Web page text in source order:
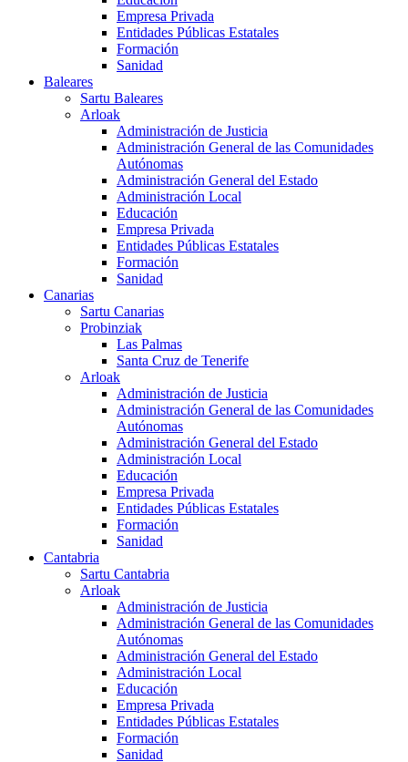
Empresa Privada
Entidades Públicas Estatales
Formación
Sanidad
Baleares
Sartu Baleares
Arloak
Administración de Justicia
Administración General de las Comunidades
Autónomas
Administración General del Estado
Administración Local
Educación
Empresa Privada
Entidades Públicas Estatales
Formación
Sanidad
Canarias
Sartu Canarias
Probinziak
Las Palmas
Santa Cruz de Tenerife
Arloak
Administración de Justicia
Administración General de las Comunidades
Autónomas
Administración General del Estado
Administración Local
Educación
Empresa Privada
Entidades Públicas Estatales
Formación
Sanidad
Cantabria
Sartu Cantabria
Arloak
Administración de Justicia
Administración General de las Comunidades
Autónomas
Administración General del Estado
Administración Local
Educación
Empresa Privada
Entidades Públicas Estatales
Formación
Sanidad